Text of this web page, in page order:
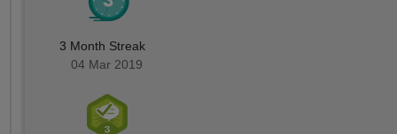
3 Month Streak
04 Mar 2019